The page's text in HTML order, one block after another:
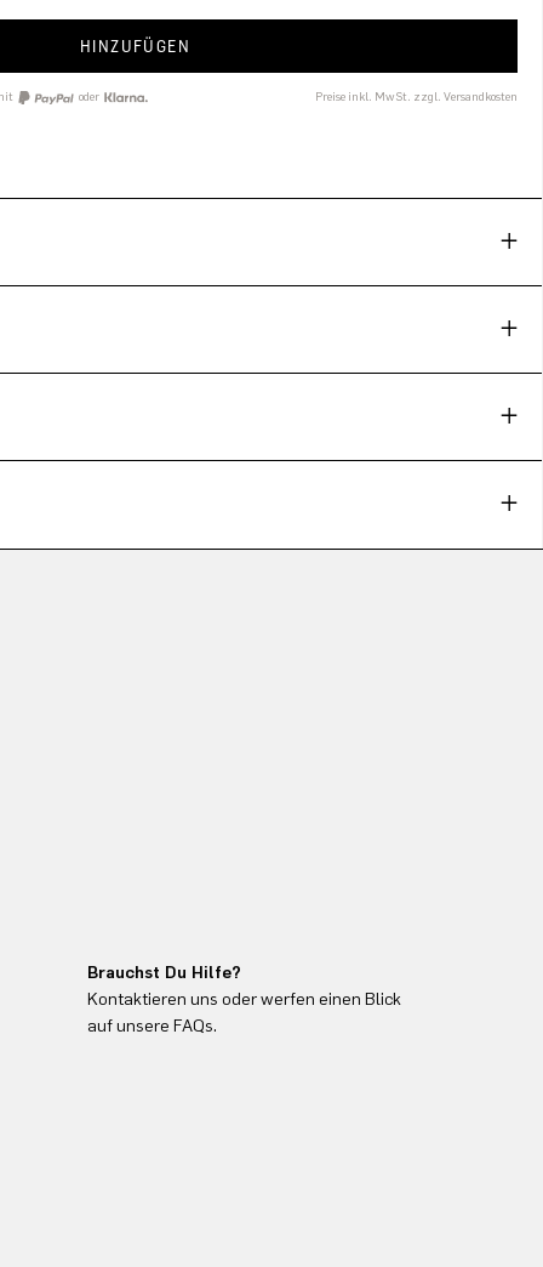
HINZUFÜGEN
oder Preise inkl. MwSt. zzgl. Versandkosten
Brauchst Du Hilfe?
Kontaktieren uns oder werfen einen Blick
auf unsere FAQs.